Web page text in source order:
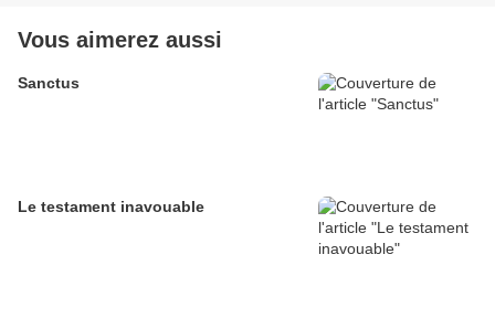
Vous aimerez aussi
Sanctus
Le testament inavouable